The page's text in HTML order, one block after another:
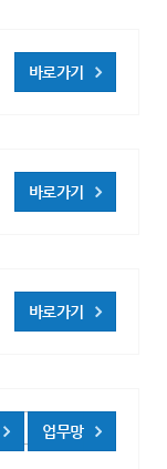
바로가기
바로가기
바로가기
업무망